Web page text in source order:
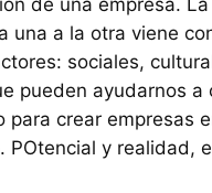
de una empresa.
una a la otra viene
sociales,
pueden ayudarnos a
para crear empresas
POtencial y realidad,